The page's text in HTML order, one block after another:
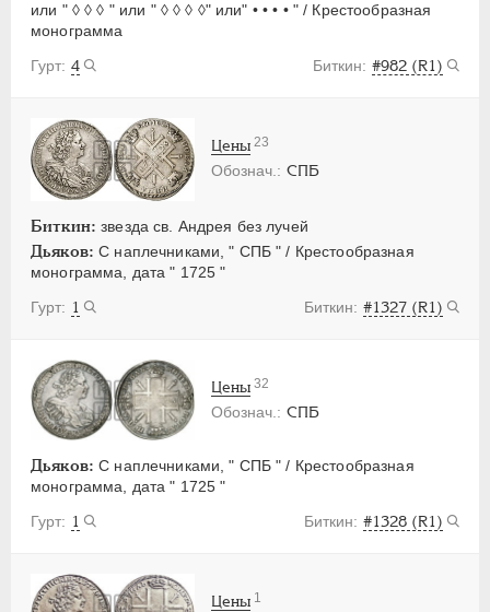
или " ◊ ◊ ◊ " или " ◊ ◊ ◊ ◊" или" • • • • " / Крестообразная
монограмма
4
#982 (R1)
СПБ
Биткин: звезда св. Андрея без лучей
Дьяков: С наплечниками, " СПБ " / Крестообразная
монограмма, дата " 1725 "
1
#1327 (R1)
Цены 23
СПБ
Дьяков: С наплечниками, " СПБ " / Крестообразная
монограмма, дата " 1725 "
1
#1328 (R1)
Цены 32
Цены 1